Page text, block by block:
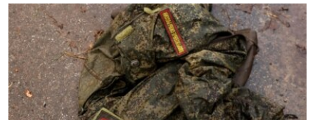
Перейти
до
пошуку
ПОГЛЯД
ІНТЕРВ'Ю
ВСЕ ЗА ДЕНЬ
СПЕЦПРОЕКТИ
ДЕПОРТАЦІЯ
ЯК ОБІЙТИ БЛОКУВАННЯ